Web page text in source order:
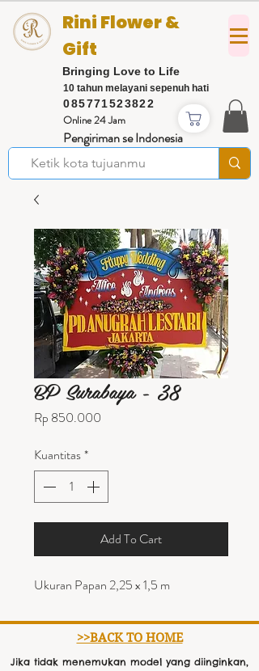
085771523822
Rini Flower &
Gift
Bringing Love to Life
Online 24 Jam
Pengiriman se Indonesia
10 tahun melayani sepenuh hati
BP Surabaya - 38
Rp 850.000
Kuantitas*
Add To Cart
Ukuran Papan 2,25 x 1,5 m
>>BACK TO HOME
Jika tidak menemukan model yang diinginkan,